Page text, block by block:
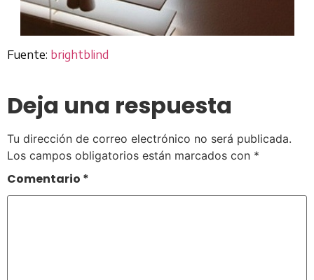
Fuente: brightblind
Deja una respuesta
Tu dirección de correo electrónico no será publicada.
Los campos obligatorios están marcados con *
Comentario *